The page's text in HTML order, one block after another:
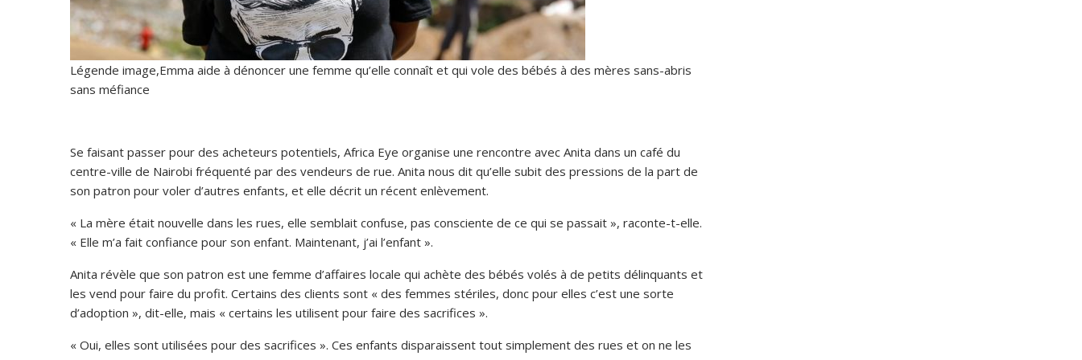
Légende image,Emma aide à dénoncer une femme qu’elle connaît et qui vole des bébés à des mères sans-abris
sans méfiance
Se faisant passer pour des acheteurs potentiels, Africa Eye organise une rencontre avec Anita dans un café du
centre-ville de Nairobi fréquenté par des vendeurs de rue. Anita nous dit qu’elle subit des pressions de la part de
son patron pour voler d’autres enfants, et elle décrit un récent enlèvement.
« La mère était nouvelle dans les rues, elle semblait confuse, pas consciente de ce qui se passait », raconte-t-elle.
« Elle m’a fait confiance pour son enfant. Maintenant, j’ai l’enfant ».
Anita révèle que son patron est une femme d’affaires locale qui achète des bébés volés à de petits délinquants et
les vend pour faire du profit. Certains des clients sont « des femmes stériles, donc pour elles c’est une sorte
d’adoption », dit-elle, mais « certains les utilisent pour faire des sacrifices ».
« Oui, elles sont utilisées pour des sacrifices ». Ces enfants disparaissent tout simplement des rues et on ne les